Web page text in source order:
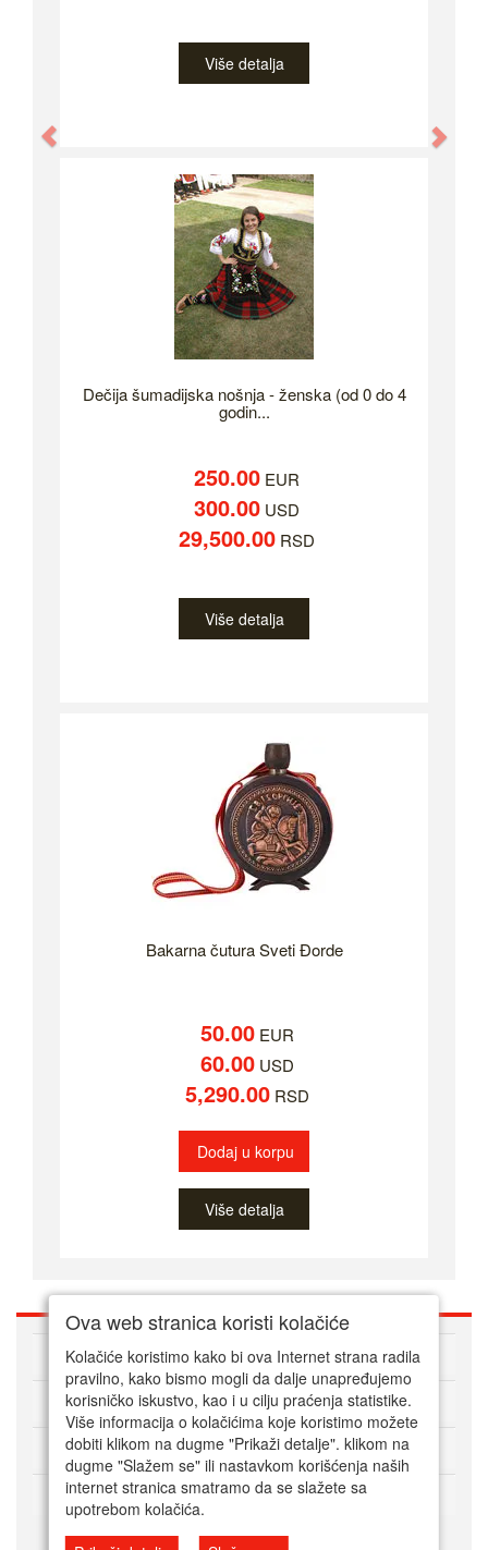
Više detalja
Dečija šumadijska nošnja - ženska (od 0 do 4
godin...
250.00 EUR
300.00 USD
29,500.00 RSD
Više detalja
Bakarna čutura Sveti Đorde
50.00EUR
60.00USD
5,290.00RSD
Dodaj u korpu
Više detalja
O nama
Kako kupovati online
Korisnički servis
Način plaćanja
Ova web stranica koristi kolačiće
Kolačiće koristimo kako bi ova Internet strana radila
pravilno, kako bismo mogli da dalje unapređujemo
korisničko iskustvo, kao i u cilju praćenja statistike.
Više informacija o kolačićima koje koristimo možete
dobiti klikom na dugme "Prikaži detalje". klikom na
dugme "Slažem se" ili nastavkom korišćenja naših
internet stranica smatramo da se slažete sa
upotrebom kolačića.